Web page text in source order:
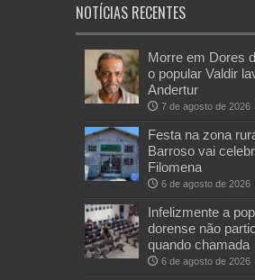
NOTÍCIAS RECENTES
Morre em Dores
o popular Valdir
Andertur
7 de agosto de 2026
Festa na zona
Barroso vai
Filomena
6 de agosto de 2026
Infelizmente a
dorense não
quando chamada
6 de agosto de 2026